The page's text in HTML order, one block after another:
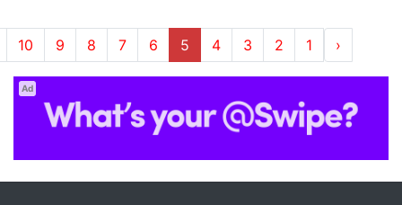
‹
1
2
3
4
5
6
7
8
9
10
Ad